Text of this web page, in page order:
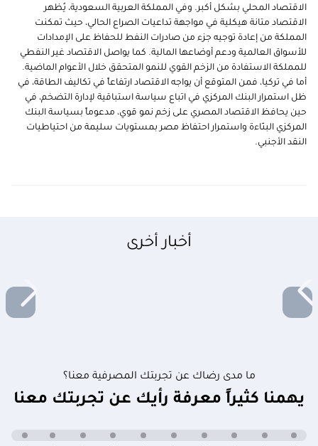
الاقتصاد المحلي بشكل أكبر. وفي المملكة العربية السعودية، يُظهر
الاقتصاد متانة هيكلية في مواجهة تداعيات الصراع الحالي، حيث تمكنت
المملكة من إعادة توجيه جزء من صادرات النفط للحفاظ على الإمدادات
للأسواق العالمية ودعم أوضاعها المالية. كما يواصل الاقتصاد غير النفطي
للمملكة الاستفادة من الزخم القوي للنمو المتحقق خلال الأعوام الماضية.
أما في تركيا، فمن المتوقع أن يواجه الاقتصاد ارتفاعاً في تكاليف الطاقة، في
ظل استمرار البنك المركزي في اتباع سياسة استباقية لإدارة التضخم، في
حين يحافظ الاقتصاد المصري على زخم نمو قوي، مدعوماً بسياسة البنك
المركزي البنّاءة واستمرار احتفاظ مصر بمستويات سليمة من احتياطيات
النقد الأجنبي.
أخبار أخرى
ما مدى رضاك عن تجربتك المصرفية معنا؟
يهمنا كثيراً معرفة رأيك عن تجربتك معنا